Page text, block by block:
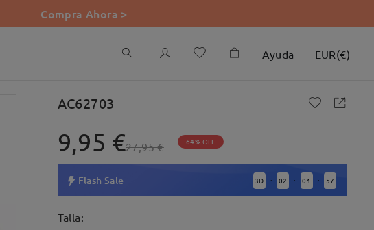
Compra Ahora >
Ayuda EUR(€)
AC62703
9,95 €27,95 € 64% OFF
Flash Sale 3D : 02 : 01 : 54
Talla: